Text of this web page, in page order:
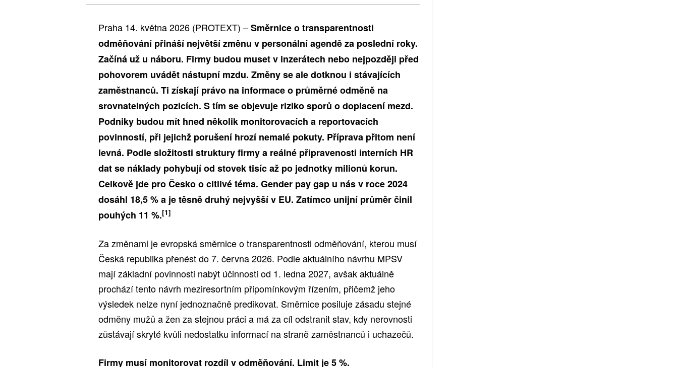
Praha 14. května 2026 (PROTEXT) –Směrnice o transparentnosti
odměňování přináší největší změnu v personální agendě za poslední roky.
Začíná už u náboru. Firmy budou muset v inzerátech nebo nejpozději před
pohovorem uvádět nástupní mzdu. Změny se ale dotknou i stávajících
zaměstnanců. Ti získají právo na informace o průměrné odměně na
srovnatelných pozicích. S tím se objevuje riziko sporů o doplacení mezd.
Podniky budou mít hned několik monitorovacích a reportovacích
povinností, při jejichž porušení hrozí nemalé pokuty. Příprava přitom není
levná. Podle složitosti struktury firmy a reálné připravenosti interních HR
dat se náklady pohybují od stovek tisíc až po jednotky milionů korun.
Celkově jde pro Česko o citlivé téma. Gender pay gap u nás v roce 2024
dosáhl 18,5 % a je těsně druhý nejvyšší v EU. Zatímco unijní průměr činil
pouhých 11 %.[1]
Za změnami je evropská směrnice o transparentnosti odměňování, kterou musí
Česká republika přenést do 7. června 2026. Podle aktuálního návrhu MPSV
mají základní povinnosti nabýt účinnosti od 1. ledna 2027, avšak aktuálně
prochází tento návrh meziresortním připomínkovým řízením, přičemž jeho
výsledek nelze nyní jednoznačně predikovat. Směrnice posiluje zásadu stejné
odměny mužů a žen za stejnou práci a má za cíl odstranit stav, kdy nerovnosti
zůstávají skryté kvůli nedostatku informací na straně zaměstnanců i uchazečů.
Firmy musí monitorovat rozdíl v odměňování. Limit je 5 %.